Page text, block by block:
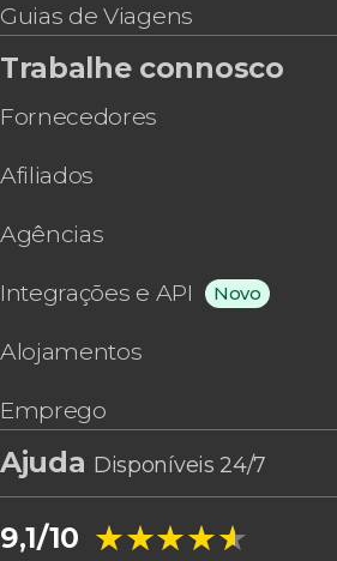
Guias de Viagens
Trabalhe connosco
Fornecedores
Afiliados
Agências
Integrações e API Novo
Alojamentos
Emprego
Ajuda Disponíveis 24/7
9,1/10 ★★★★★
★★★★★